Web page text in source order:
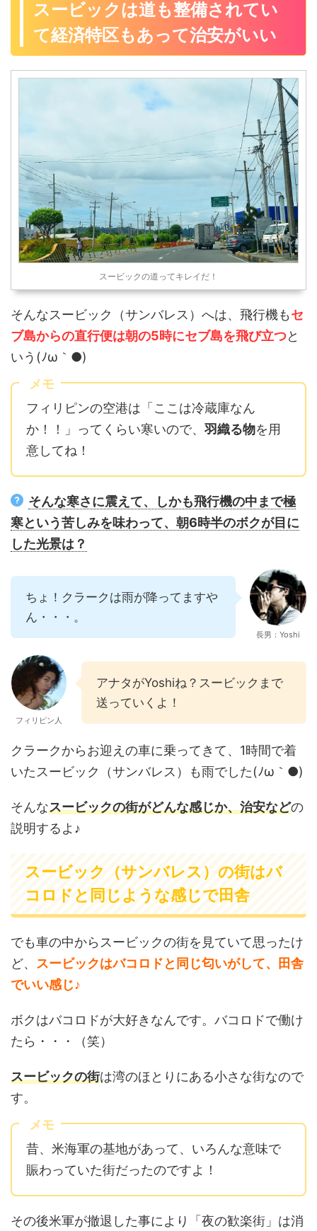
スービックは道も整備されてい
て経済特区もあって治安がいい
スービックの道ってキレイだ！
そんなスービック（サンバレス）へは、飛行機もセ
ブ島からの直行便は朝の5時にセブ島を飛び立つと
いう(ﾉω｀●)
メモ
フィリピンの空港は「ここは冷蔵庫なん
か！！」ってくらい寒いので、 羽織る物を用
意してね！
そんな寒さに震えて、しかも飛行機の中まで極
寒という苦しみを味わって、朝6時半のボクが目に
した光景は？
ちょ！クラークは雨が降ってますや
ん・・・。
長男：Yoshi
フィリピン人
アナタがYoshiね？スービックまで
送っていくよ！
クラークからお迎えの車に乗ってきて、1時間で着
いたスービック（サンバレス）も雨でした(ﾉω｀●)
そんなスービックの街がどんな感じか、治安などの
説明するよ♪
スービック（サンバレス）の街はバ
コロドと同じような感じで田舎
でも車の中からスービックの街を見ていて思ったけ
ど、 スービックはバコロドと同じ匂いがして、田舎
でいい感じ♪
ボクはバコロドが大好きなんです。バコロドで働け
たら・・・（笑）
スービックの街は湾のほとりにある小さな街なので
す。
メモ
昔、米海軍の基地があって、いろんな意味で
賑わっていた街だったのですよ！
その後米軍が撤退した事により「夜の歓楽街」は消